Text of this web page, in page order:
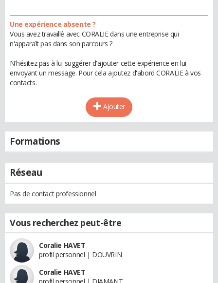
Une expérience absente ?
Vous avez travaillé avec CORALIE dans une entreprise qui
n'apparaît pas dans son parcours ?
N'hésitez pas à lui suggérer d'ajouter cette expérience en lui
envoyant un message. Pour cela ajoutez d'abord CORALIE à vos
contacts.
Ajouter
Formations
Réseau
Pas de contact professionnel
Vous recherchez peut-être
Coralie HAVET
profil personnel | DOUVRIN
Coralie HAVET